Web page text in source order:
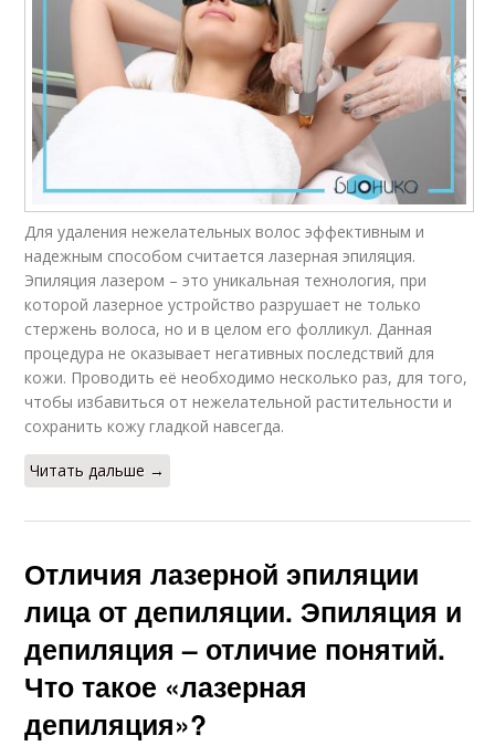
Для удаления нежелательных волос эффективным и
надежным способом считается лазерная эпиляция.
Эпиляция лазером – это уникальная технология, при
которой лазерное устройство разрушает не только
стержень волоса, но и в целом его фолликул. Данная
процедура не оказывает негативных последствий для
кожи. Проводить её необходимо несколько раз, для того,
чтобы избавиться от нежелательной растительности и
сохранить кожу гладкой навсегда.
Читать дальше →
Отличия лазерной эпиляции
лица от депиляции. Эпиляция и
депиляция – отличие понятий.
Что такое «лазерная
депиляция»?